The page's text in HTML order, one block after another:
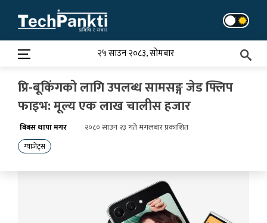
content
२५ साउन २०८३, सोमबार
प्रि-बूकिंगको लागि उपलब्ध सामसङ्ग जेड फ्लिप
फाइभ: मूल्य एक लाख चालीस हजार
बिबस थापा मगर २०८० साउन २३ गते मंगलबार प्रकाशित
ग्याजेट्स